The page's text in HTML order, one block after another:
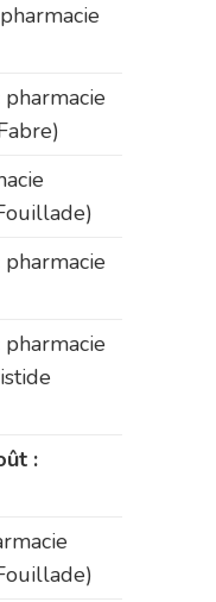
pharmacie
pharmacie
pharmacie
pharmacie
: